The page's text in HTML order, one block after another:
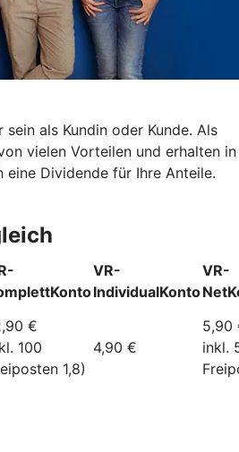
sein als Kundin oder Kunde. Als
vielen Vorteilen und erhalten in
eine Dividende für Ihre Anteile.
VR-
IndividualKonto
VR-
€
100
1,8)
4,90 €
5,90
inkl.